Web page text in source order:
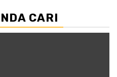
CARI